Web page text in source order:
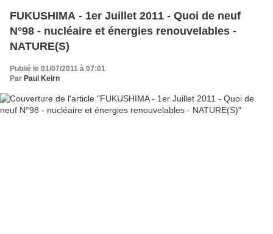
FUKUSHIMA - 1er Juillet 2011 - Quoi de neuf
N°98 - nucléaire et énergies renouvelables -
NATURE(S)
Publié le 01/07/2011 à 07:01
Par Paul Keirn